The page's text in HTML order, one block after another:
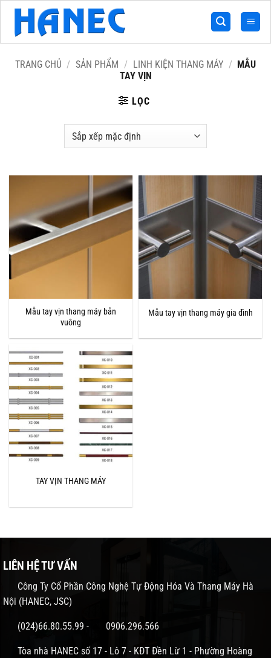
TRANG CHỦ / SẢN PHẨM / LINH KIỆN THANG MÁY / MẪU
TAY VỊN
LỌC
Mẫu tay vịn thang máy bản
vuông
Mẫu tay vịn thang máy gia đình
TAY VỊN THANG MÁY
LIÊN HỆ TƯ VẤN
Công Ty Cổ Phần Công Nghệ Tự Động Hóa Và Thang Máy Hà
Nội (HANEC, JSC)
(024)66.80.55.99 - 0906.296.566
Tòa nhà HANEC số 17 - Lô 7 - KĐT Đền Lừ 1 - Phường Hoàng